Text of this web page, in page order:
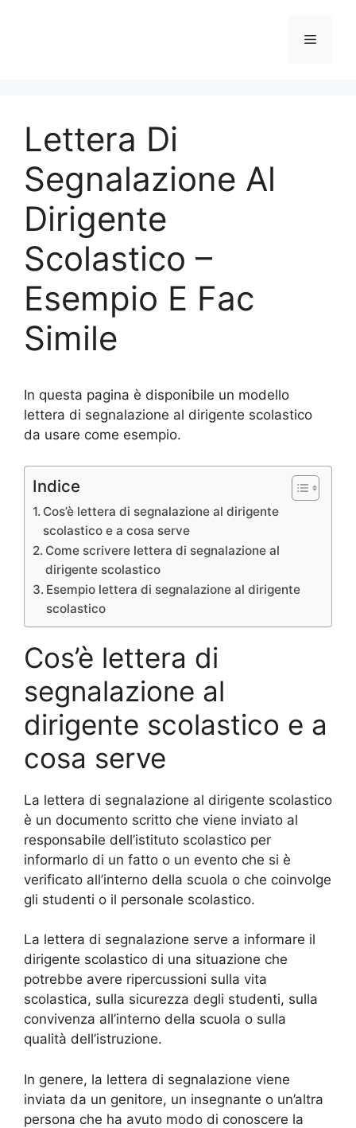
Menu
Lettera Di
Segnalazione Al
Dirigente
Scolastico –
Esempio E Fac
Simile
In questa pagina è disponibile un modello
lettera di segnalazione al dirigente scolastico
da usare come esempio.
Indice
Cos’è lettera di segnalazione al dirigente
scolastico e a cosa serve
Come scrivere lettera di segnalazione al
dirigente scolastico
Esempio lettera di segnalazione al dirigente
scolastico
Cos’è lettera di
segnalazione al
dirigente scolastico e a
cosa serve
La lettera di segnalazione al dirigente scolastico
è un documento scritto che viene inviato al
responsabile dell’istituto scolastico per
informarlo di un fatto o un evento che si è
verificato all’interno della scuola o che coinvolge
gli studenti o il personale scolastico.
La lettera di segnalazione serve a informare il
dirigente scolastico di una situazione che
potrebbe avere ripercussioni sulla vita
scolastica, sulla sicurezza degli studenti, sulla
convivenza all’interno della scuola o sulla
qualità dell’istruzione.
In genere, la lettera di segnalazione viene
inviata da un genitore, un insegnante o un’altra
persona che ha avuto modo di conoscere la